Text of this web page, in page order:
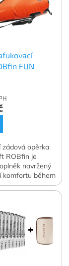
FUN
zádová opěrka
ROBfin je
navržený
komfortu během